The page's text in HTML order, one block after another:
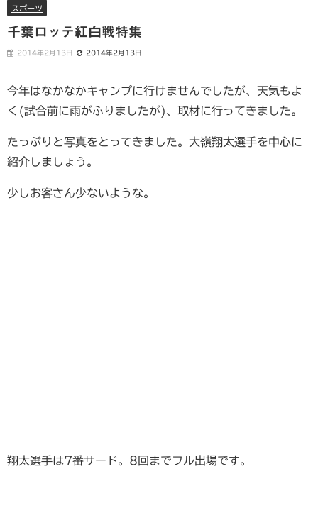
スポーツ
千葉ロッテ紅白戦特集
2014年2月13日 2014年2月13日
今年はなかなかキャンプに行けませんでしたが、天気もよ
く(試合前に雨がふりましたが)、取材に行ってきました。
たっぷりと写真をとってきました。大嶺翔太選手を中心に
紹介しましょう。
少しお客さん少ないような。
翔太選手は7番サード。8回までフル出場です。